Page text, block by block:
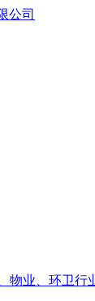
物业、环卫行